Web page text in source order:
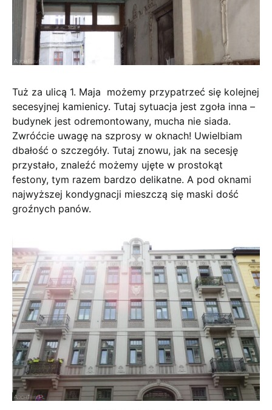
Tuż za ulicą 1. Maja możemy przypatrzeć się kolejnej
secesyjnej kamienicy. Tutaj sytuacja jest zgoła inna –
budynek jest odremontowany, mucha nie siada.
Zwróćcie uwagę na szprosy w oknach! Uwielbiam
dbałość o szczegóły. Tutaj znowu, jak na secesję
przystało, znaleźć możemy ujęte w prostokąt
festony, tym razem bardzo delikatne. A pod oknami
najwyższej kondygnacji mieszczą się maski dość
groźnych panów.